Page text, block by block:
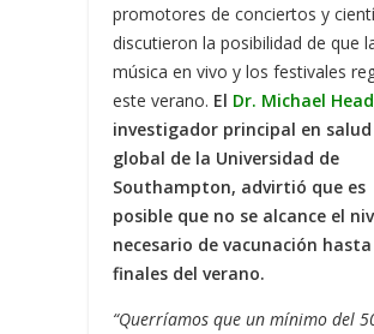
promotores de conciertos y
discutieron la posibilidad de que
música en vivo y los festivales
este verano. El Dr. Michael Head
investigador principal en salud
global de la Universidad de
Southampton, advirtió que es
posible que no se alcance el
necesario de vacunación hasta
finales del verano.
“Querríamos que un mínimo del